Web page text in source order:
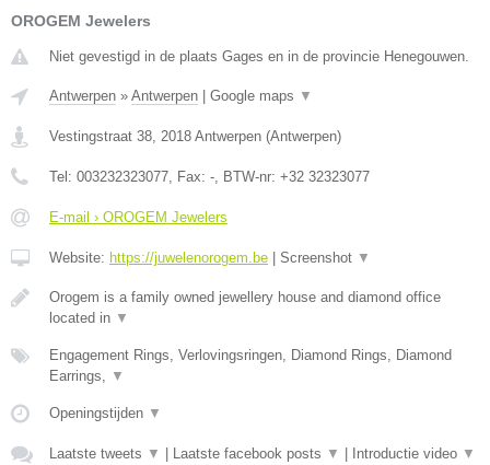
OROGEM Jewelers
Niet gevestigd in de plaats Gages en in de provincie Henegouwen.
Antwerpen » Antwerpen Google maps ▼
Vestingstraat 38, 2018 Antwerpen (Antwerpen)
Tel: 003232323077, Fax: -, BTW-nr: +32 32323077
E-mail › OROGEM Jewelers
Website: https://juwelenorogem.be Screenshot ▼
Orogem is a family owned jewellery house and diamond office
located in ▼
Engagement Rings, Verlovingsringen, Diamond Rings, Diamond
Earrings, ▼
Openingstijden ▼
Laatste tweets ▼ Laatste facebook posts ▼ Introductie video ▼